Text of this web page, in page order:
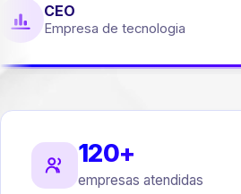
CEO
Empresa de tecnologia
120+
empresas atendidas